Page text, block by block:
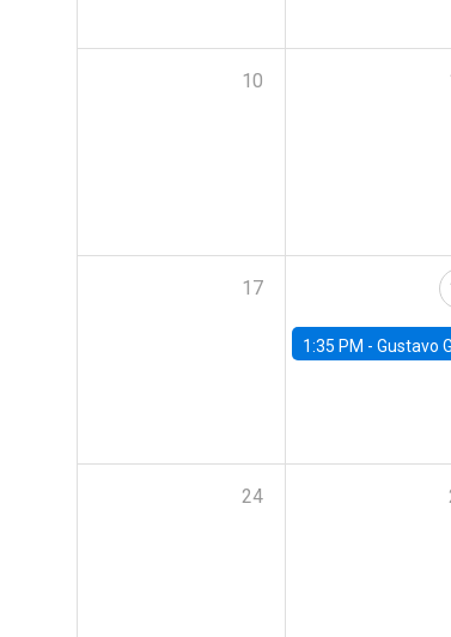
10
17
1:35 PM - Gustavo González, Banco Central
24